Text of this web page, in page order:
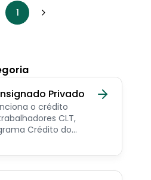
1
Privado
o crédito
CLT,
Crédito do